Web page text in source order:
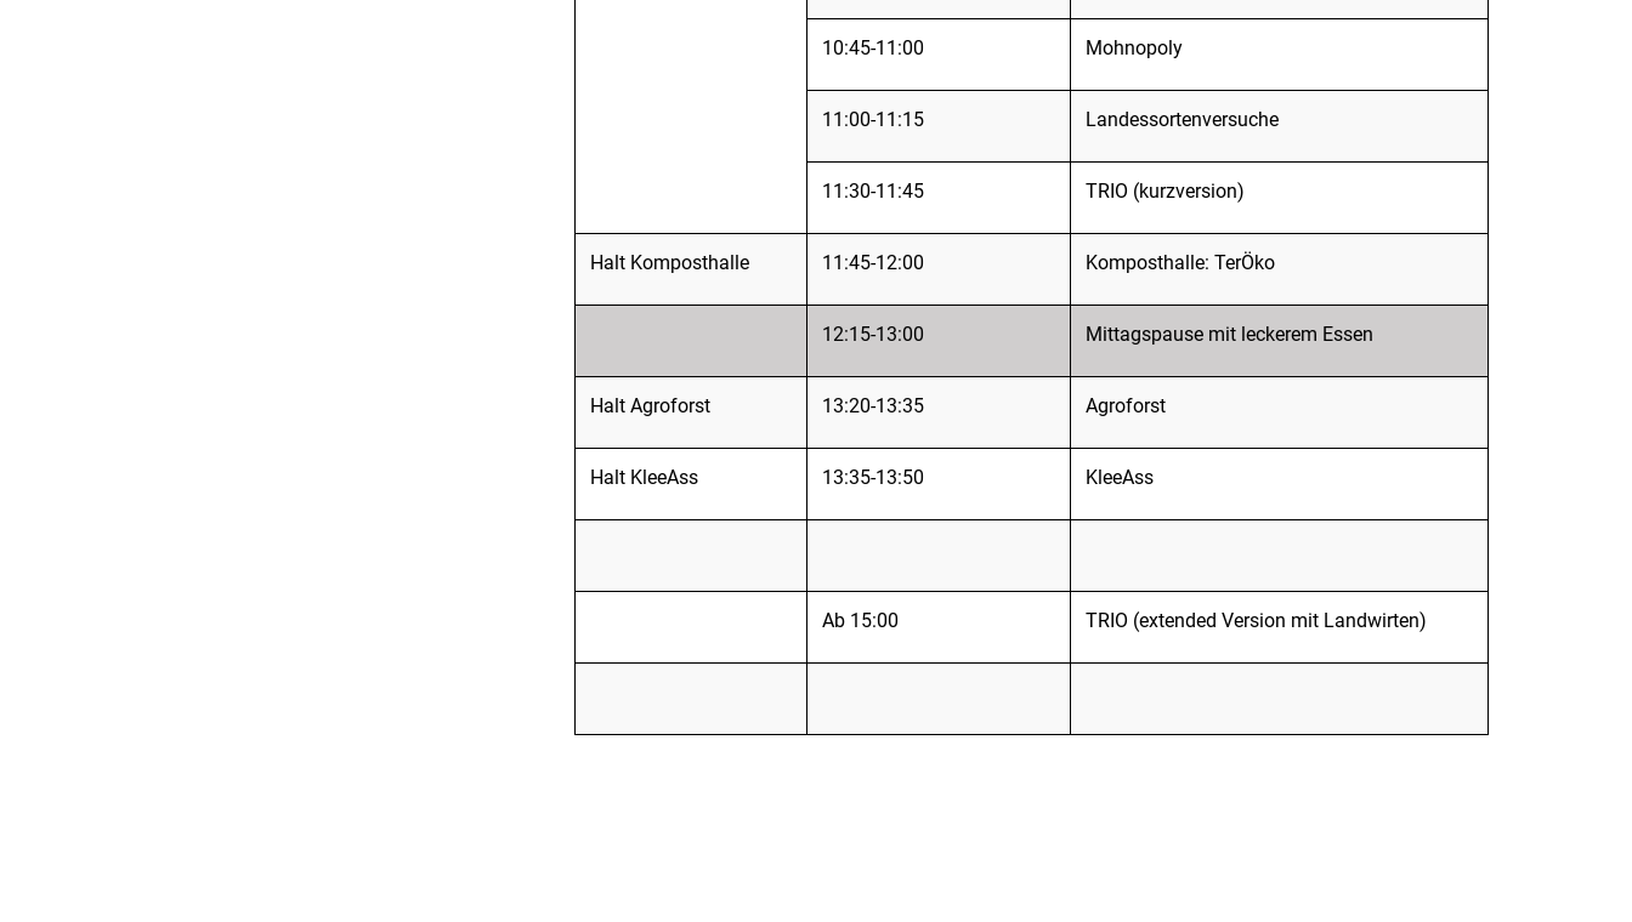
10:45-11:00 Mohnopoly
11:00-11:15 Landessortenversuche
11:30-11:45 TRIO (kurzversion)
Halt Komposthalle 11:45-12:00 Komposthalle: TerÖko
12:15-13:00 Mittagspause mit leckerem Essen
Halt Agroforst 13:20-13:35 Agroforst
Halt KleeAss 13:35-13:50 KleeAss
Ab 15:00 TRIO (extended Version mit Landwirten)